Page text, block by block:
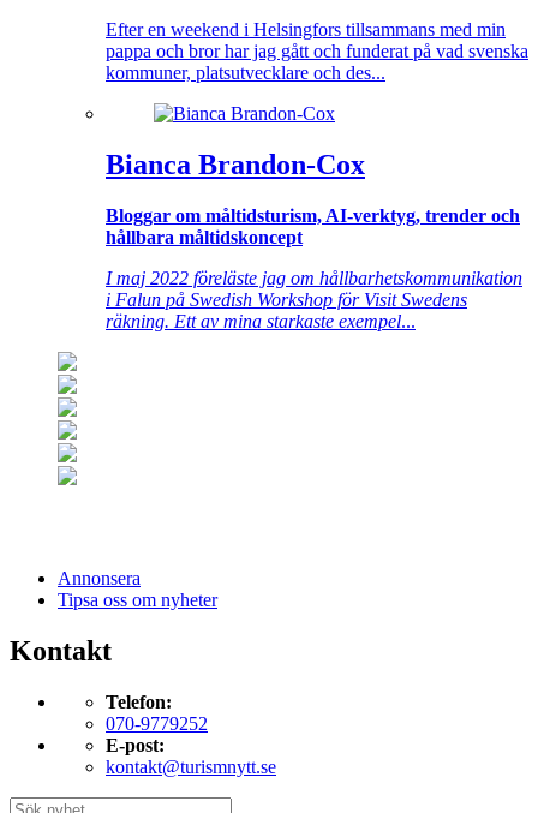
Efter en weekend i Helsingfors tillsammans med min
pappa och bror har jag gått och funderat på vad svenska
kommuner, platsutvecklare och des...
Bianca Brandon-Cox
Bloggar om måltidsturism, AI-verktyg, trender och
hållbara måltidskoncept
I maj 2022 föreläste jag om hållbarhetskommunikation
i Falun på Swedish Workshop för Visit Swedens
räkning. Ett av mina starkaste exempel...
Annonsera
Tipsa oss om nyheter
Kontakt
Telefon:
070-9779252
E-post:
kontakt@turismnytt.se